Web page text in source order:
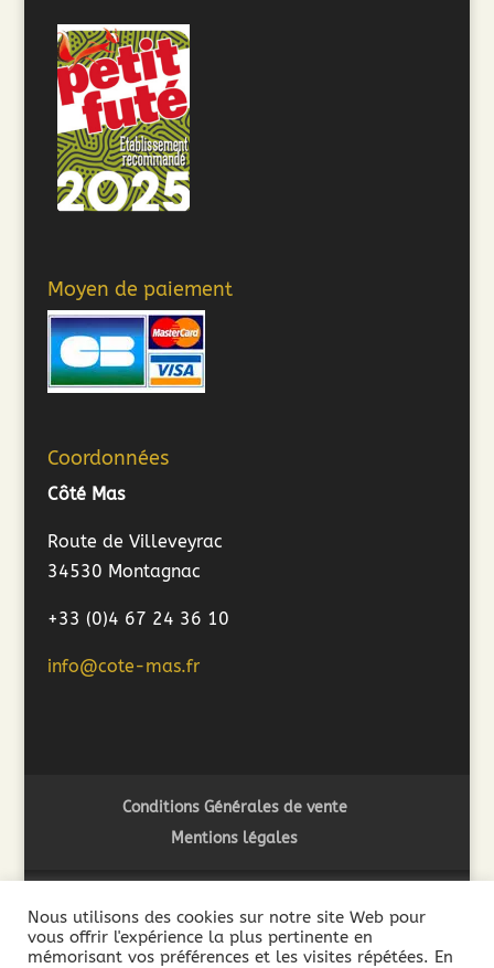
Moyen de paiement
Coordonnées
Côté Mas
Route de Villeveyrac
34530 Montagnac
+33 (0)4 67 24 36 10
info@cote-mas.fr
Conditions Générales de vente
Mentions légales
2018 ©Côté Mas - L'abus d'alcool est dangereux pour la
Nous utilisons des cookies sur notre site Web pour
vous offrir l'expérience la plus pertinente en
mémorisant vos préférences et les visites répétées. En